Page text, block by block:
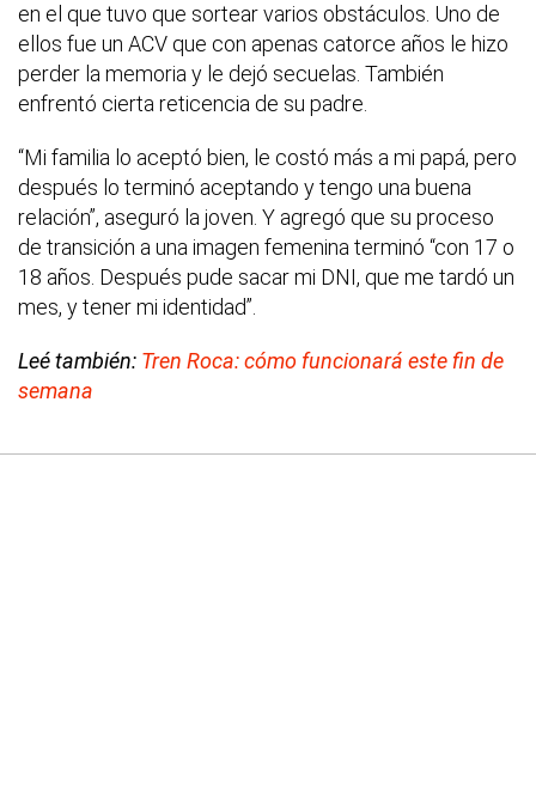
en el que tuvo que sortear varios obstáculos. Uno de
ellos fue un ACV que con apenas catorce años le hizo
perder la memoria y le dejó secuelas. También
enfrentó cierta reticencia de su padre.
“Mi familia lo aceptó bien, le costó más a mi papá, pero
después lo terminó aceptando y tengo una buena
relación”, aseguró la joven. Y agregó que su proceso
de transición a una imagen femenina terminó “con 17 o
18 años. Después pude sacar mi DNI, que me tardó un
mes, y tener mi identidad”.
Leé también: Tren Roca: cómo funcionará este fin de
semana